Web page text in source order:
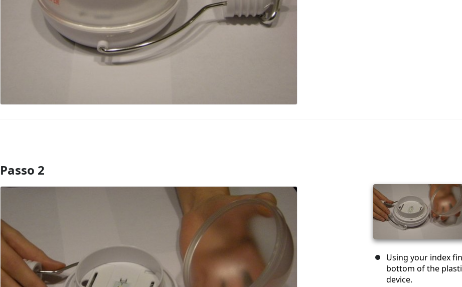
Aggiungi Commento
Passo 2
Using your index
bottom of the
device.